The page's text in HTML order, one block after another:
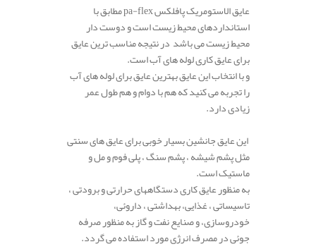
عایق الاستومریک پافلکس pa-flex مطابق با
استانداردهای محیط زیست است و دوست دار
محیط زیست می باشد در نتیجه مناسب ترین عایق
برای عایق کاری لوله های آب است.
و با انتخاب این عایق بهترین عایق برای لوله های آب
را تجربه می کنید که هم با دوام و هم طول عمر
زیادی دارد.
این عایق جانشین بسیار خوبی برای عایق های سنتی
مثل پشم شیشه ، پشم سنگ ، پلی فوم و مل و
ماستیک است.
به منظور عایق کاری دستگاههای حرارتی و برودتی ،
تاسیساتی ، غذایی، بهداشتی ، داروئی،
خودروسازی، و صنایع نفت و گاز به منظور صرفه
جوئی در مصرف انرژی مورد استفاده می گردد.